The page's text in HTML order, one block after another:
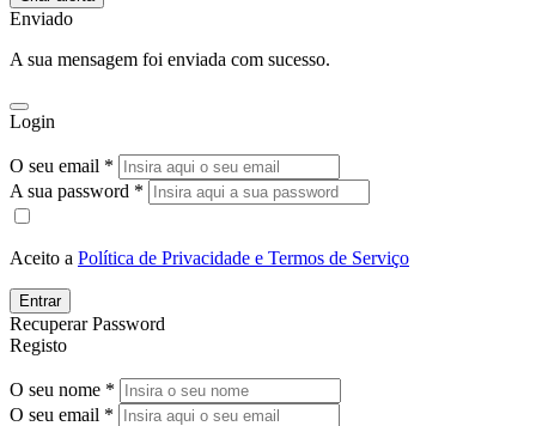
Enviado
A sua mensagem foi enviada com sucesso.
Login
O seu email *
A sua password *
Aceito a Política de Privacidade e Termos de Serviço
Entrar
Recuperar Password
Registo
O seu nome *
O seu email *